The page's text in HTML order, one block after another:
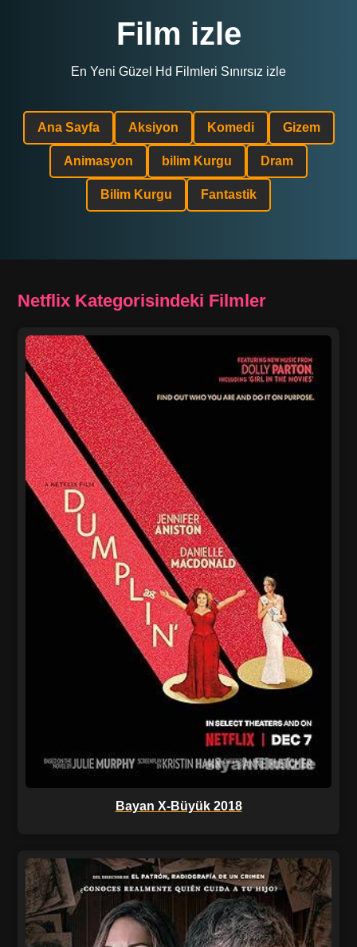
Film izle
En Yeni Güzel Hd Filmleri Sınırsız izle
Ana Sayfa Aksiyon Komedi Gizem
Animasyon bilim Kurgu Dram
Bilim Kurgu Fantastik
Netflix Kategorisindeki Filmler
Bayan X-Büyük 2018